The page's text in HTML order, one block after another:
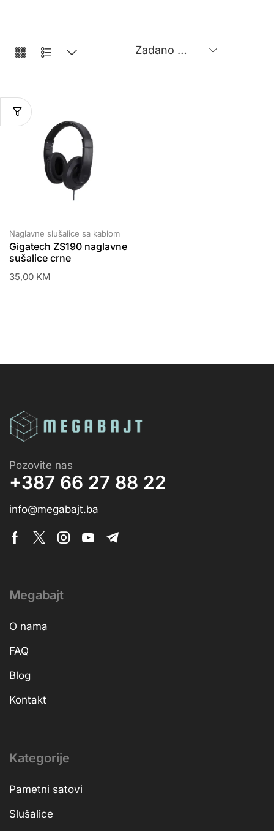
Naglavne slušalice sa kablom
Gigatech ZS190 naglavne
sušalice crne
35,00 KM
Pozovite nas
+387 66 27 88 22
info@megabajt.ba
Megabajt
O nama
FAQ
Blog
Kontakt
Kategorije
Pametni satovi
Slušalice